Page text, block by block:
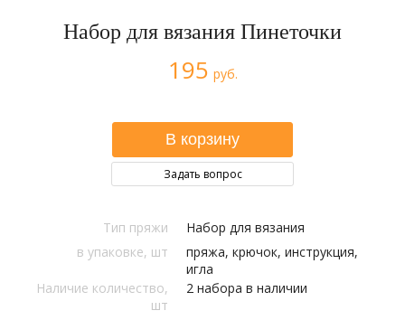
Набор для вязания Пинеточки
195 руб.
Задать вопрос
Тип пряжи
Набор для вязания
в упаковке, шт
пряжа, крючок, инструкция,
игла
Наличие количество,
шт
2 набора в наличии